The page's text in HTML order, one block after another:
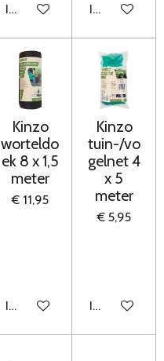
In winkelwagenIn
Kinzo
worteldo
ek 8 x 1,5
meter
€ 11,95
In winkelwagen
Kinzo
tuin-/vo
gelnet 4
x 5
meter
€ 5,95
In